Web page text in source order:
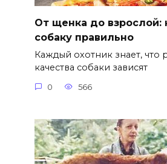
От щенка до взрослой:
собаку правильно
Каждый охотник знает, что
качества собаки зависят
0 566